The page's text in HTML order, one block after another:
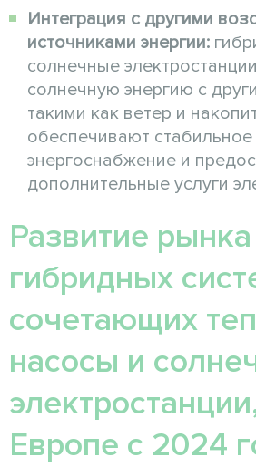
Интеграция с другими
источниками энергии:
солнечные
солнечную энергию с
такими как ветер и
обеспечивают стабильное
энергоснабжение и
дополнительные услуги
Развитие рынка
гибридных
сочетающих
насосы и
Европе с 2024